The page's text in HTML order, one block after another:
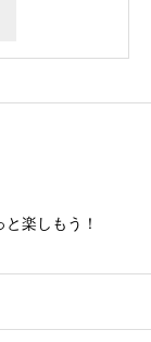
楽しもう！